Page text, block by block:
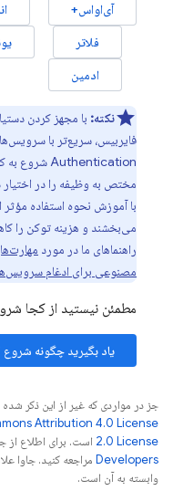
آی‌او‌اس+
فلاتر
ادمین
نکته: با مجهز کردن
فایربیس، سریع‌تر با
Authenticationشروع به
مختص به وظیفه را در
با آموزش نحوه استفاده
می‌بخشند و هزینه توکن را
راهنماهای ما در مورد
مصنوعی برای ادغام
مطمئن نیستید از کجا
یاد بگیرید چگونه شروع
جز در مواردی که غیر از این ذکر
Attribution 4.0 License
2.0 Licenseاست. برای اطلاع از
Developers‏
وابسته به آن است.